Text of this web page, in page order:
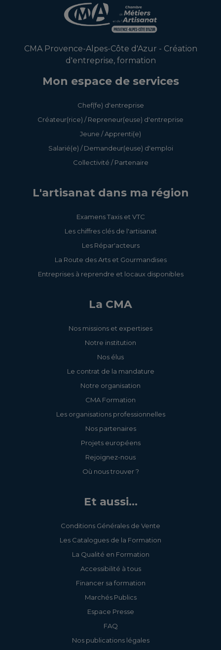
CMA Provence-Alpes-Côte d'Azur - Création
d'entreprise, formation
Mon espace de services
Chef(fe) d'entreprise
Créateur(rice) / Repreneur(euse) d'entreprise
Jeune / Apprenti(e)
Salarié(e) / Demandeur(euse) d'emploi
Collectivité / Partenaire
L'artisanat dans ma région
Examens Taxis et VTC
Les chiffres clés de l'artisanat
Les Répar'acteurs
La Route des Arts et Gourmandises
Entreprises à reprendre et locaux disponibles
La CMA
Nos missions et expertises
Notre institution
Nos élus
Le contrat de la mandature
Notre organisation
CMA Formation
Les organisations professionnelles
Nos partenaires
Projets européens
Rejoignez-nous
Où nous trouver ?
Et aussi...
Conditions Générales de Vente
Les Catalogues de la Formation
La Qualité en Formation
Accessibilité à tous
Financer sa formation
Marchés Publics
Espace Presse
FAQ
Nos publications légales